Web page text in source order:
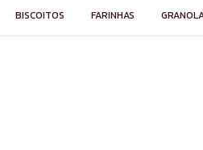
BISCOITOS FARINHAS